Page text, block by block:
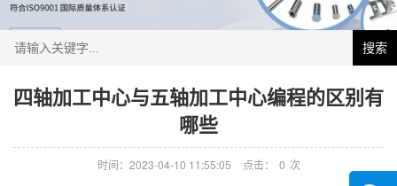
搜索
四轴加工中心与五轴加工中心编程的区别有
哪些
时间：2023-04-10 11:55:05 点击： 0 次